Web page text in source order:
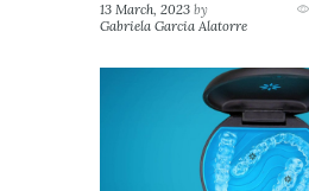
13 March, 2023 by
Gabriela Garcia Alatorre